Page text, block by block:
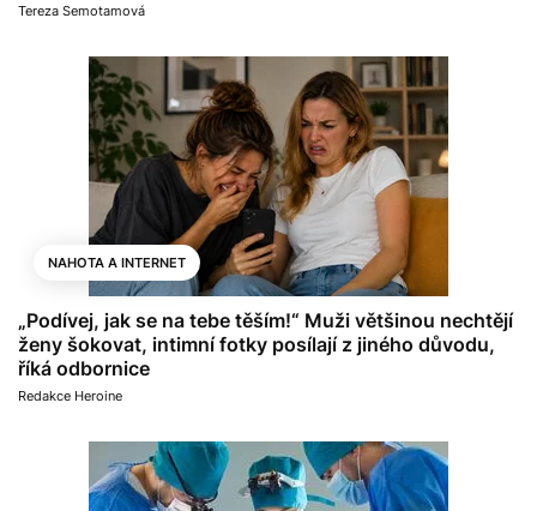
Tereza Semotamová
NAHOTA A INTERNET
„Podívej, jak se na tebe těším!“ Muži většinou nechtějí
ženy šokovat, intimní fotky posílají z jiného důvodu,
říká odbornice
Redakce Heroine